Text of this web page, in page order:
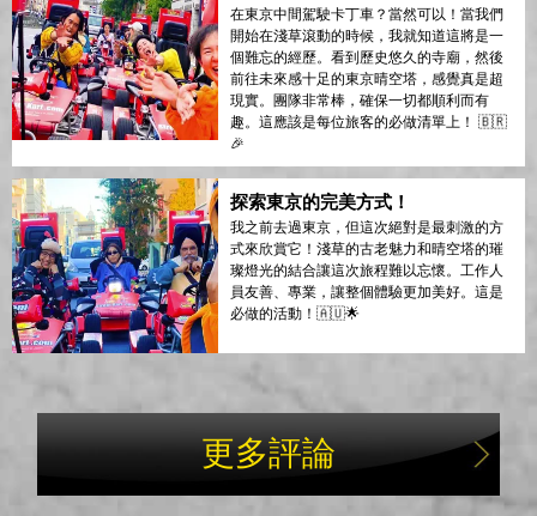
在東京中間駕駛卡丁車？當然可以！當我們
開始在淺草滾動的時候，我就知道這將是一
個難忘的經歷。看到歷史悠久的寺廟，然後
前往未來感十足的東京晴空塔，感覺真是超
現實。團隊非常棒，確保一切都順利而有
趣。這應該是每位旅客的必做清單上！ 🇧🇷
🎉
探索東京的完美方式！
我之前去過東京，但這次絕對是最刺激的方
式來欣賞它！淺草的古老魅力和晴空塔的璀
璨燈光的結合讓這次旅程難以忘懷。工作人
員友善、專業，讓整個體驗更加美好。這是
必做的活動！🇦🇺🌟
更多評論